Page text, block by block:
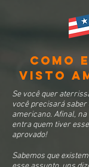
Como
visto
Se você quer
você precisará
americano. Afinal, na
entra quem tiver
aprovado!
Sabemos que